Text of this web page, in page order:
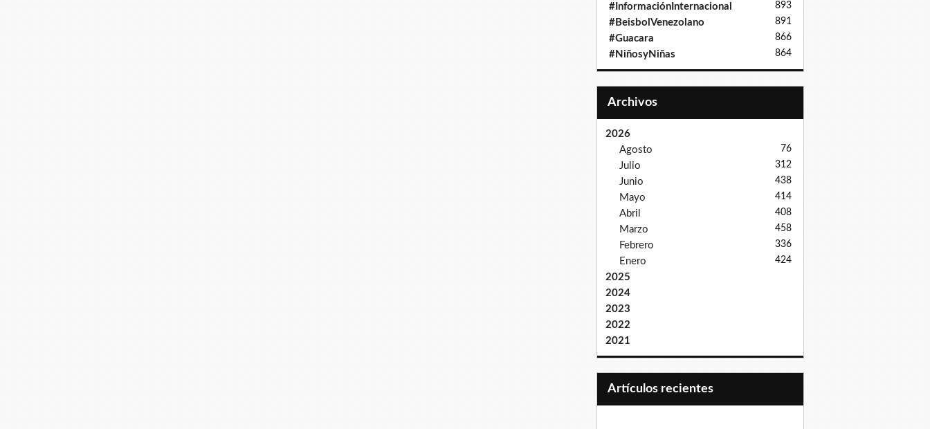
#InformaciónInternacional 893
#BeisbolVenezolano 891
#Guacara 866
#NiñosyNiñas 864
Archivos
2026
Agosto
76
Julio 312
Junio 438
Mayo 414
Abril 408
Marzo 458
Febrero 336
Enero 424
2025
2024
2023
2022
2021
Artículos recientes